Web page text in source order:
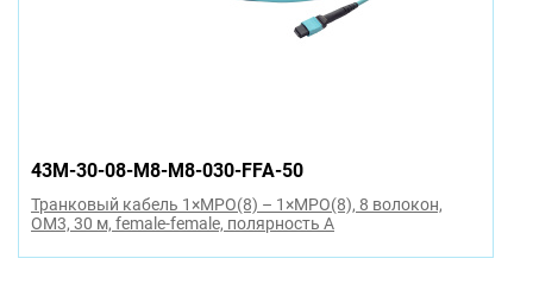
43M-30-08-M8-M8-030-FFA-50
Транковый кабель 1×MPO(8) – 1×MPO(8), 8 волокон,
OM3, 30 м, female-female, полярность A